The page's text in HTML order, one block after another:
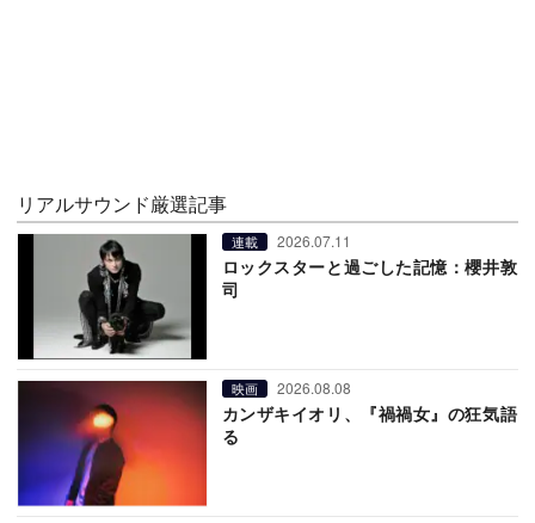
リアルサウンド厳選記事
連載 2026.07.11
ロックスターと過ごした記憶：櫻井敦
司
映画 2026.08.08
カンザキイオリ、『禍禍女』の狂気語
る